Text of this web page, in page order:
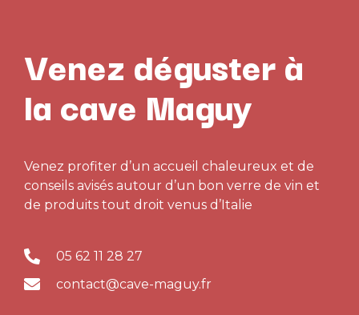
Venez déguster à
la cave Maguy
Venez profiter d’un accueil chaleureux et de
conseils avisés autour d’un bon verre de vin et
de produits tout droit venus d’Italie
05 62 11 28 27
contact@cave-maguy.fr